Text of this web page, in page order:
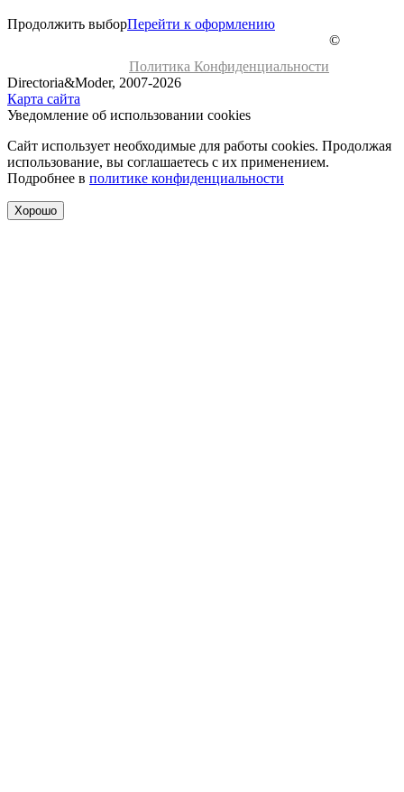
Продолжить выборПерейти к оформлению
Политика Конфиденциальности
©
Directoria&Moder, 2007-2026
Карта сайта
Уведомление об использовании cookies
Сайт использует необходимые для работы cookies. Продолжая
использование, вы соглашаетесь с их применением.
Подробнее в политике конфиденциальности
Хорошо